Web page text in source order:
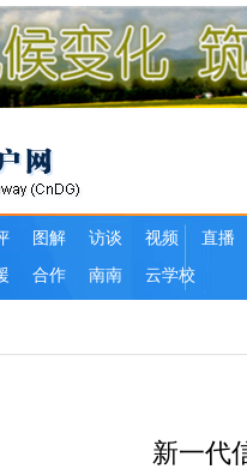
新一代